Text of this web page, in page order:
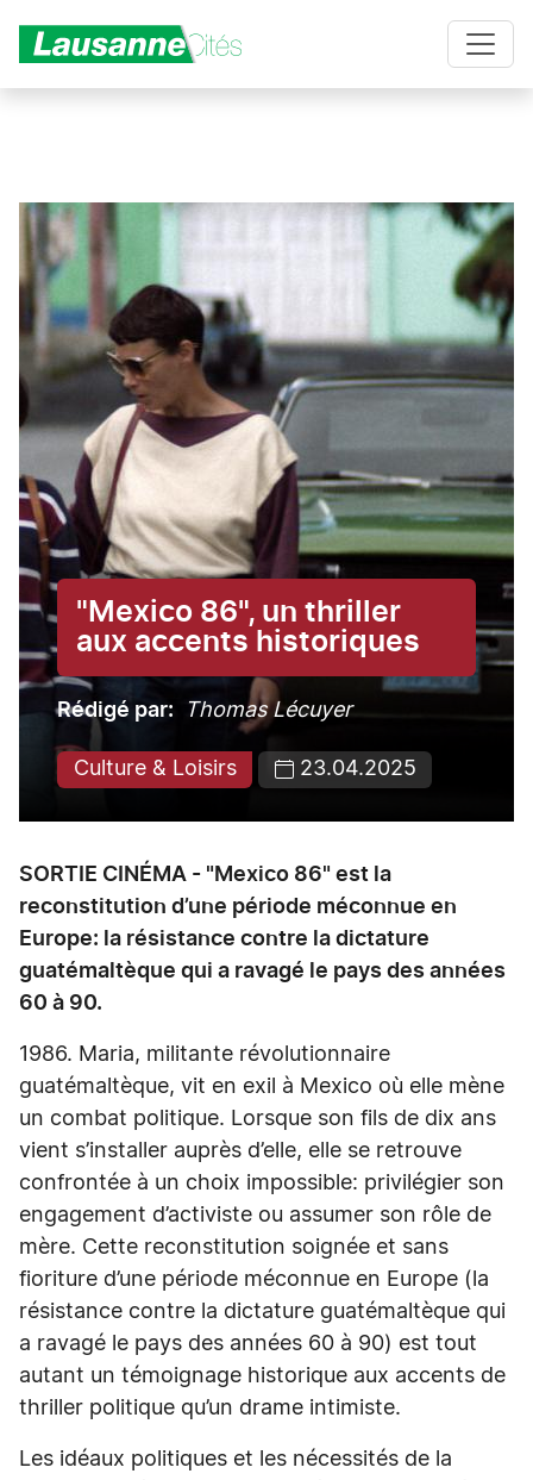
"Mexico 86", un thriller
aux accents historiques
Rédigé par Thomas Lécuyer
Culture & Loisirs 23.04.2025
SORTIE CINÉMA - "Mexico 86" est la
reconstitution d’une période méconnue en
Europe: la résistance contre la dictature
guatémaltèque qui a ravagé le pays des années
60 à 90.
1986. Maria, militante révolutionnaire
guatémaltèque, vit en exil à Mexico où elle mène
un combat politique. Lorsque son fils de dix ans
vient s’installer auprès d’elle, elle se retrouve
confrontée à un choix impossible: privilégier son
engagement d’activiste ou assumer son rôle de
mère. Cette reconstitution soignée et sans
fioriture d’une période méconnue en Europe (la
résistance contre la dictature guatémaltèque qui
a ravagé le pays des années 60 à 90) est tout
autant un témoignage historique aux accents de
thriller politique qu’un drame intimiste.
Les idéaux politiques et les nécessités de la